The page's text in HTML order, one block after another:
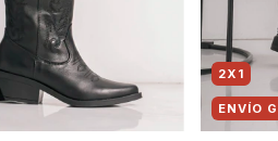
2X1
ENVÍO